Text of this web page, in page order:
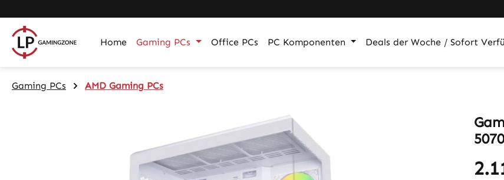
Home Gaming PCs Office PCs PC Komponenten Deals der Woche / Sofort
Gaming PCs AMD Gaming PCs